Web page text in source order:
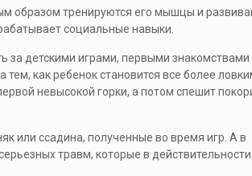
образом тренируются его мышцы и
социальные навыки.
за детскими играми, первыми знакомствами
как ребенок становится все более
невысокой горки, а потом спешит
или ссадина, полученные во время игр. А в
травм, которые в действительности